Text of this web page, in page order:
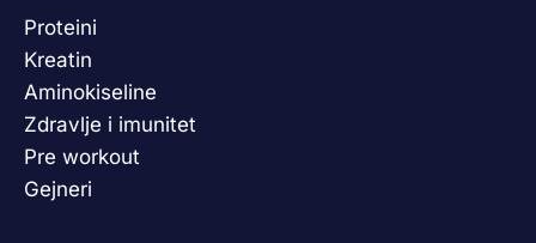
Proteini
Kreatin
Aminokiseline
Zdravlje i imunitet
Pre workout
Gejneri